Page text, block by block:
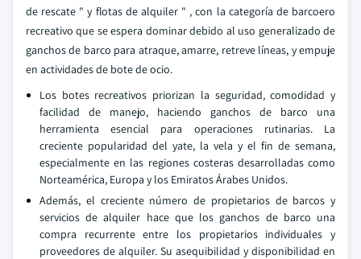
de rescate " y flotas de alquiler " , con la categoría de barcoero
recreativo que se espera dominar debido al uso generalizado de
ganchos de barco para atraque, amarre, retreve líneas, y empuje
en actividades de bote de ocio.
Los botes recreativos priorizan la seguridad, comodidad y
facilidad de manejo, haciendo ganchos de barco una
herramienta esencial para operaciones rutinarias. La
creciente popularidad del yate, la vela y el fin de semana,
especialmente en las regiones costeras desarrolladas como
Norteamérica, Europa y los Emiratos Árabes Unidos.
Además, el creciente número de propietarios de barcos y
servicios de alquiler hace que los ganchos de barco una
compra recurrente entre los propietarios individuales y
proveedores de alquiler. Su asequibilidad y disponibilidad en